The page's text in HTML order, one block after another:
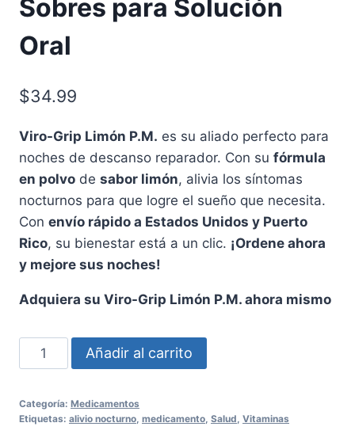
Sobres para Solución
Oral
$34.99
Viro-Grip Limón P.M. es su aliado perfecto para
noches de descanso reparador. Con su fórmula
en polvo de sabor limón, alivia los síntomas
nocturnos para que logre el sueño que necesita.
Con envío rápido a Estados Unidos y Puerto
Rico, su bienestar está a un clic. ¡Ordene ahora
y mejore sus noches!
Adquiera su Viro-Grip Limón P.M. ahora mismo
Viro-
Grip
P.M.
Añadir al carrito
Categoría: Medicamentos
Etiquetas: alivio nocturno medicamento Salud Vitaminas